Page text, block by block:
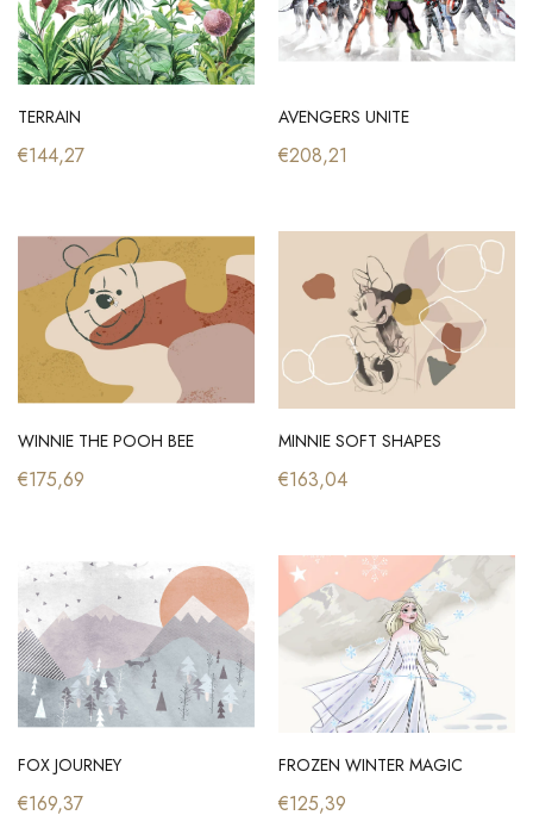
TERRAIN
€144,27
AVENGERS UNITE
€208,21
WINNIE THE POOH BEE
€175,69
MINNIE SOFT SHAPES
€163,04
FOX JOURNEY
€169,37
FROZEN WINTER MAGIC
€125,39